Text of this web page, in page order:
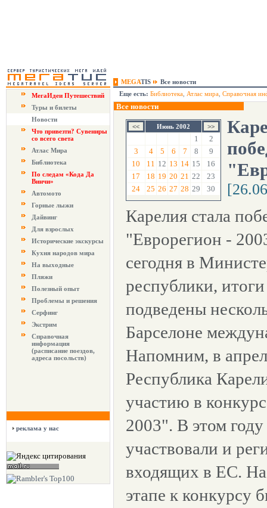
MEGATIS
Все новости
МегаИдеи Путешествий
Туры и билеты
Новости
Что привезти? Сувениры
со всего света
Атлас Мира
Библиотека
По следам «Кода Да
Винчи»
Автомото
Горные лыжи
Дайвинг
Для взрослых
Исторические экскурсы
Кухня народов мира
На выходные
Пляжи
Полезный опыт
Проблемы и решения
Серфинг
Экстрим
Справочная
информация
(расписание поездов,
адреса посольств)
реклама у нас
Еще есть: Библиотека Атлас мира Справочная
Все новости
Июнь 2002
1
2
3
4 5 6 7 8
9
10
11 12 13 14 15
16
17
18 19 20 21 22
23
24
25 26 27 28 29 30
Карелия стала
"Еврорегион -
сегодня в
республики,
подведены
Барселоне
Напомним, в
Республика
участию в
2003". В этом
участвовали и
входящих в ЕС.
этапе к конкурсу